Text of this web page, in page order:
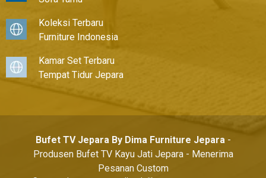
Koleksi Terbaru
Furniture Indonesia
Kamar Set Terbaru
Tempat Tidur Jepara
Bufet TV Jepara By Dima Furniture Jepara-
Produsen Bufet TV Kayu Jati Jepara - Menerima
Pesanan Custom